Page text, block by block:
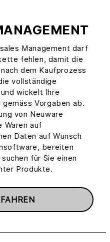
Management darf
fehlen, damit die
dem Kaufprozess
vollständige
wickelt Ihre
Vorgaben ab.
von Neuware
Waren auf
Daten auf Wunsch
bereiten
für Sie einen
Produkte.